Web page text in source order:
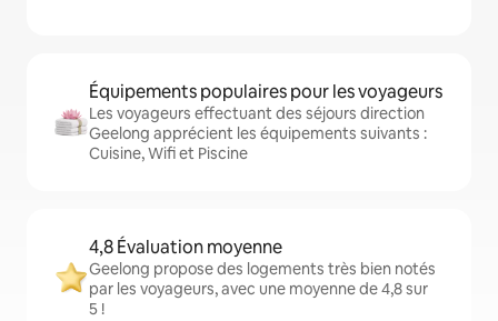
Équipements populaires pour les voyageurs
Les voyageurs effectuant des séjours direction
Geelong apprécient les équipements suivants :
Cuisine, Wifi et Piscine
4,8 Évaluation moyenne
Geelong propose des logements très bien notés
par les voyageurs, avec une moyenne de 4,8 sur
5 !